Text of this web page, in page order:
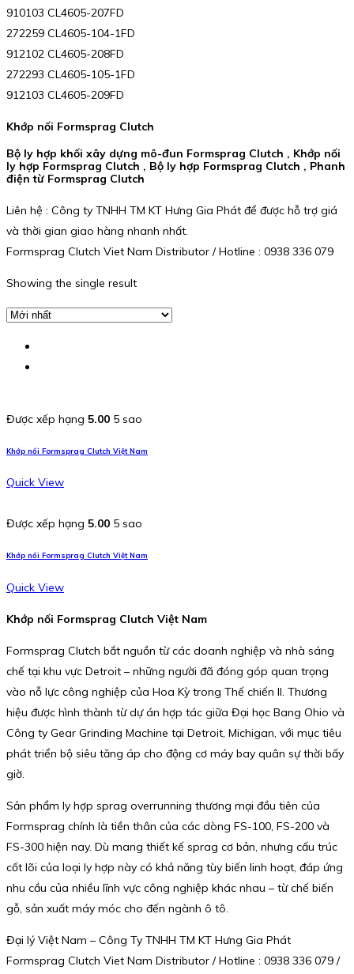
910103 CL4605-207FD
272259 CL4605-104-1FD
912102 CL4605-208FD
272293 CL4605-105-1FD
912103 CL4605-209FD
Khớp nối Formsprag Clutch
Bộ ly hợp khối xây dựng mô-đun Formsprag Clutch , Khớp nối
ly hợp Formsprag Clutch , Bộ ly hợp Formsprag Clutch , Phanh
điện từ Formsprag Clutch
Liên hệ : Công ty TNHH TM KT Hưng Gia Phát để được hỗ trợ giá
và thời gian giao hàng nhanh nhất.
Formsprag Clutch Viet Nam Distributor / Hotline : 0938 336 079
Showing the single result
Được xếp hạng 5.00 5 sao
Khớp nối Formsprag Clutch Việt Nam
Quick View
Được xếp hạng 5.00 5 sao
Khớp nối Formsprag Clutch Việt Nam
Quick View
Khớp nối Formsprag Clutch Việt Nam
Formsprag Clutch bắt nguồn từ các doanh nghiệp và nhà sáng
chế tại khu vực Detroit – những người đã đóng góp quan trọng
vào nỗ lực công nghiệp của Hoa Kỳ trong Thế chiến II. Thương
hiệu được hình thành từ dự án hợp tác giữa Đại học Bang Ohio và
Công ty Gear Grinding Machine tại Detroit, Michigan, với mục tiêu
phát triển bộ siêu tăng áp cho động cơ máy bay quân sự thời bấy
giờ.
Sản phẩm ly hợp sprag overrunning thương mại đầu tiên của
Formsprag chính là tiền thân của các dòng FS-100, FS-200 và
FS-300 hiện nay. Dù mang thiết kế sprag cơ bản, nhưng cấu trúc
cốt lõi của loại ly hợp này có khả năng tùy biến linh hoạt, đáp ứng
nhu cầu của nhiều lĩnh vực công nghiệp khác nhau – từ chế biến
gỗ, sản xuất máy móc cho đến ngành ô tô.
Đại lý Việt Nam – Công Ty TNHH TM KT Hưng Gia Phát
Formsprag Clutch Viet Nam Distributor / Hotline : 0938 336 079 /